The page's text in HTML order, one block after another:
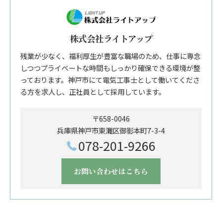
株式会社ライトアップ
残業が少なく、福利厚生が豊富な職場のため、仕事に専念
しつつプライベートな時間もしっかり確保できる環境が整
っております。神戸市にて電気工事士として働いてくださ
る方を求人し、正社員として採用しています。
〒658-0046
兵庫県神戸市東灘区御影本町7-3-4
078-201-9266
お問い合わせはこちら